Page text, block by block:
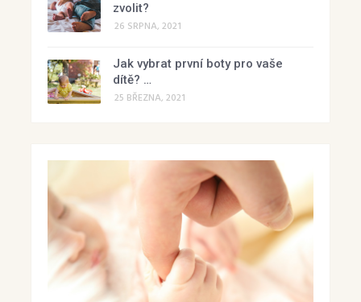
zvolit?
26 SRPNA, 2021
Jak vybrat první boty pro vaše
dítě? …
25 BŘEZNA, 2021